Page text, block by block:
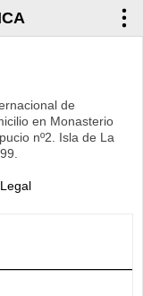
de
en Monasterio
nº2. Isla de La